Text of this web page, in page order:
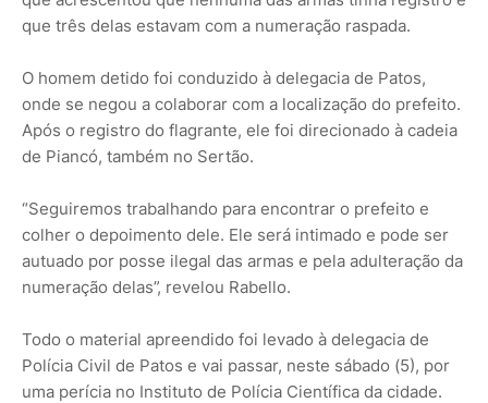
que três delas estavam com a numeração raspada.
O homem detido foi conduzido à delegacia de Patos,
onde se negou a colaborar com a localização do prefeito.
Após o registro do flagrante, ele foi direcionado à cadeia
de Piancó, também no Sertão.
“Seguiremos trabalhando para encontrar o prefeito e
colher o depoimento dele. Ele será intimado e pode ser
autuado por posse ilegal das armas e pela adulteração da
numeração delas”, revelou Rabello.
Todo o material apreendido foi levado à delegacia de
Polícia Civil de Patos e vai passar, neste sábado (5), por
uma perícia no Instituto de Polícia Científica da cidade.